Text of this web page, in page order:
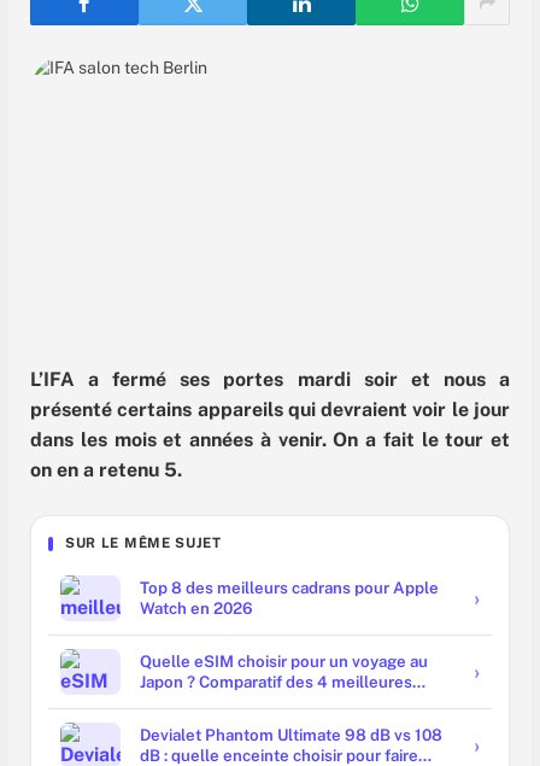
L’IFA a fermé ses portes mardi soir et nous a
présenté certains appareils qui devraient voir le jour
dans les mois et années à venir. On a fait le tour et
on en a retenu 5.
SUR LE MÊME SUJET
Top 8 des meilleurs cadrans pour Apple
Watch en 2026
Quelle eSIM choisir pour un voyage au
Japon ? Comparatif des 4 meilleures
Devialet Phantom Ultimate 98 dB vs 108
dB : quelle enceinte choisir pour faire